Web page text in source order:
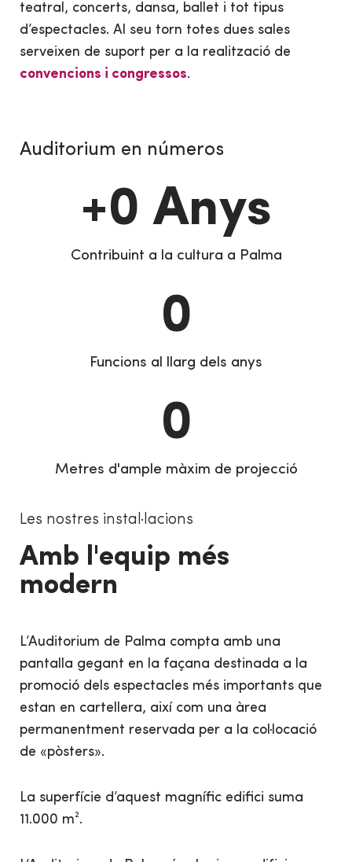
teatral, concerts, dansa, ballet i tot tipus
d’espectacles. Al seu torn totes dues sales
serveixen de suport per a la realització de
convencions i congressos.
Auditorium en números
Contribuint a la cultura a Palma
+0 Anys
Funcions al llarg dels anys
0
Metres d'ample màxim de projecció
0
Les nostres instal·lacions
Amb l'equip més
modern
L’Auditorium de Palma compta amb una
pantalla gegant en la façana destinada a la
promoció dels espectacles més importants que
estan en cartellera, així com una àrea
permanentment reservada per a la col·locació
de «pòsters».
La superfície d’aquest magnífic edifici suma
11.000 m².